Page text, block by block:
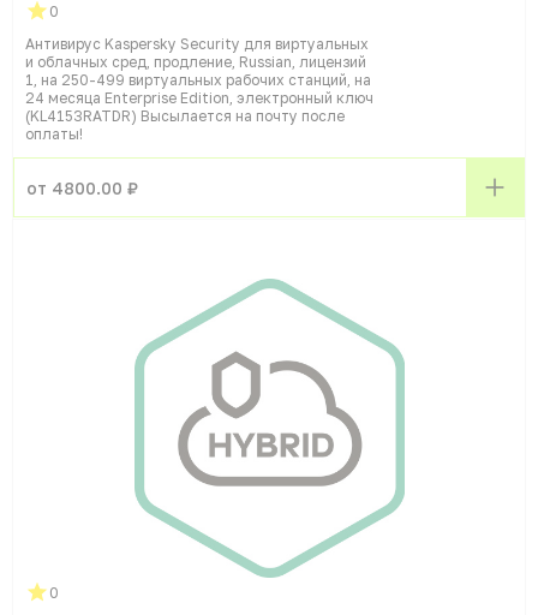
0
Антивирус Kaspersky Security для виртуальных
и облачных сред, продление, Russian, лицензий
1, на 250-499 виртуальных рабочих станций, на
24 месяца Enterprise Edition, электронный ключ
(KL4153RATDR) Высылается на почту после
оплаты!
от 4800.00 ₽
0